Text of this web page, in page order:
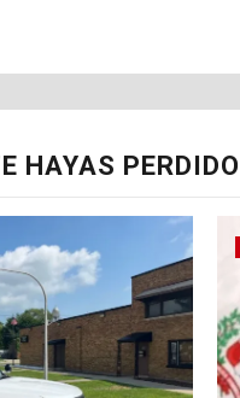
HAYAS PERDIDO